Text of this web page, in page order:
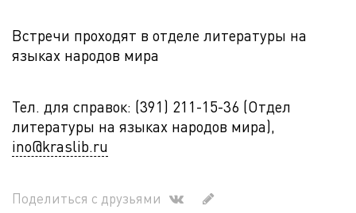
Встречи проходят в отделе литературы на
языках народов мира
Тел. для справок: (391) 211-15-36 (Отдел
литературы на языках народов мира),
ino@kraslib.ru
Поделиться с друзьями